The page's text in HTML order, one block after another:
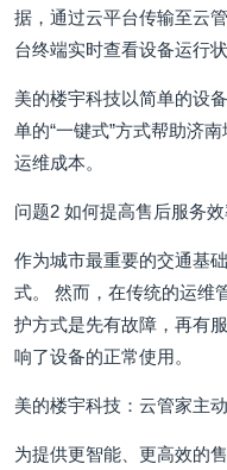
据，通过云平台传输至云
台终端实时查看设备运行状
美的楼宇科技以简单的设
单的“一键式”方式帮助济
运维成本。
问题2 如何提高售后服务效
作为城市最重要的交通基
式。 然而，在传统的运维
护方式是先有故障，再有
响了设备的正常使用。
美的楼宇科技：云管家主
为提供更智能、更高效的